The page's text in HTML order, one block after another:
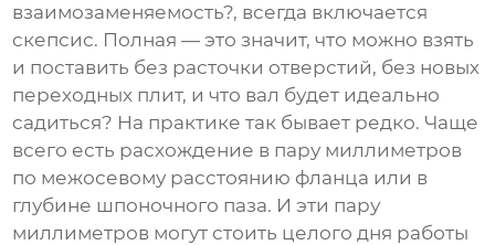
взаимозаменяемость?, всегда включается
скепсис. Полная — это значит, что можно взять
и поставить без расточки отверстий, без новых
переходных плит, и что вал будет идеально
садиться? На практике так бывает редко. Чаще
всего есть расхождение в пару миллиметров
по межосевому расстоянию фланца или в
глубине шпоночного паза. И эти пару
миллиметров могут стоить целого дня работы